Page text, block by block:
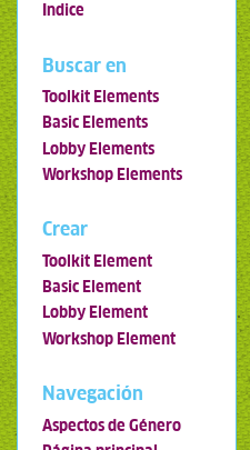
Indice
Buscar en
Toolkit Elements
Basic Elements
Lobby Elements
Workshop Elements
Crear
Toolkit Element
Basic Element
Lobby Element
Workshop Element
Navegación
Aspectos de Género